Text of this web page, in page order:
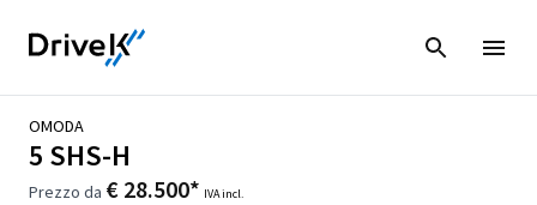
OMODA
5 SHS-H
Prezzo da € 28.500* IVA incl.